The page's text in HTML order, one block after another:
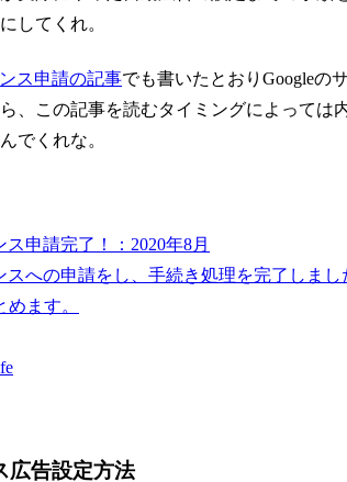
してくれ。
ス申請の記事でも書いたとおりGoogleの
、この記事を読むタイミングによっては
でくれな。
ス申請完了！：2020年8月
スへの申請をし、手続き処理を完了しま
ます。
広告設定方法